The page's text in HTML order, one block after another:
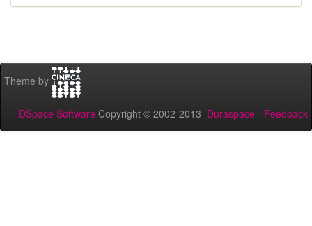
Theme by
DSpace Software Copyright © 2002-2013 Duraspace - Feedback